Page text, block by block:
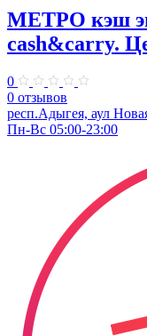
МЕТРО кэш
cash&carry.
0
0 отзывов
респ.Адыгея, аул
Пн-Вс 05:00-23:00